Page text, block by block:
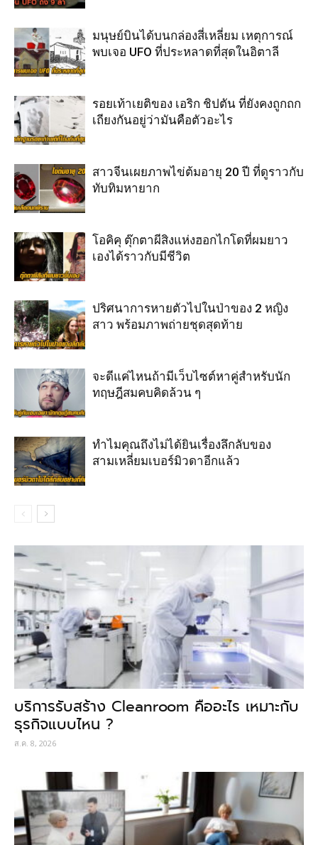
มนุษย์บินได้บนกล่องสี่เหลี่ยม เหตุการณ์
พบเจอ UFO ที่ประหลาดที่สุดในอิตาลี
รอยเท้าเยติของ เอริก ชิปตัน ที่ยังคงถูกถก
เถียงกันอยู่ว่ามันคือตัวอะไร
สาวจีนเผยภาพไข่ต้มอายุ 20 ปี ที่ดูราวกับ
ทับทิมหายาก
โอคิคุ ตุ๊กตาผีสิงแห่งฮอกไกโดที่ผมยาว
เองได้ราวกับมีชีวิต
ปริศนาการหายตัวไปในป่าของ 2 หญิง
สาว พร้อมภาพถ่ายชุดสุดท้าย
จะดีแค่ไหนถ้ามีเว็บไซต์หาคู่สำหรับนัก
ทฤษฎีสมคบคิดล้วน ๆ
ทำไมคุณถึงไม่ได้ยินเรื่องลึกลับของ
สามเหลี่ยมเบอร์มิวดาอีกแล้ว
บริการรับสร้าง Cleanroom คืออะไร เหมาะกับ
ธุรกิจแบบไหน ?
ส.ค. 8, 2026